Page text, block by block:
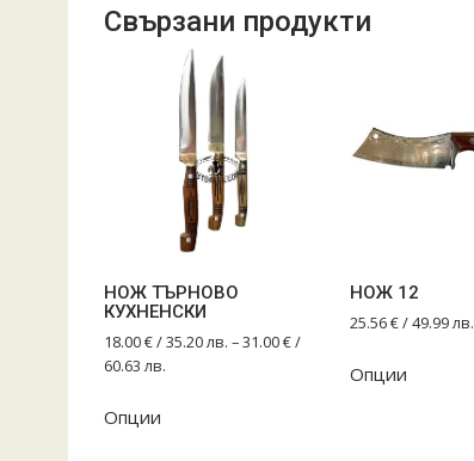
Свързани продукти
НОЖ ТЪРНОВО
КУХНЕНСКИ
18.00€/ 35.20 лв. –31.00€/
60.63 лв.
Опции
НОЖ 12
25.56€/ 49.99 лв.
Опции